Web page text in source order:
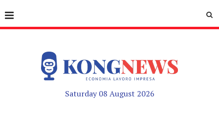
Saturday 08 August 2026